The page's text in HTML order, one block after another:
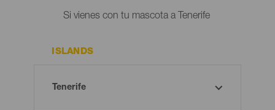
Si vienes con tu mascota a Tenerife
ISLANDS